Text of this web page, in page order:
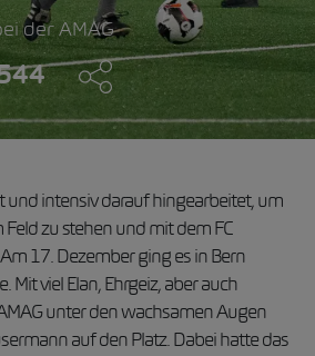
der AMAG
und intensiv darauf hingearbeitet, um
zu stehen und mit dem FC
17. Dezember ging es in Bern
Mit viel Elan, Ehrgeiz, aber auch
unter den wachsamen Augen
auf den Platz. Dabei hatte das